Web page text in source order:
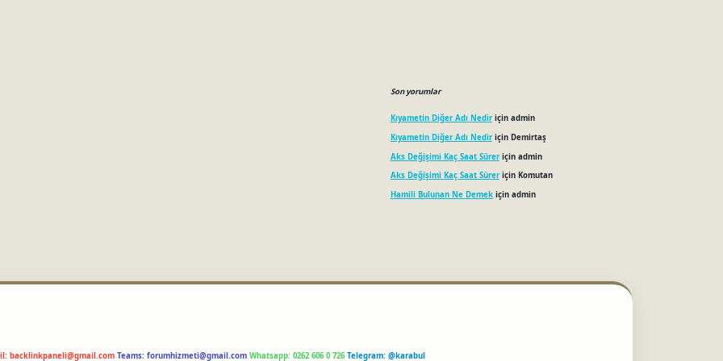
Son yorumlar
Kıyametin Diğer Adı Nediriçin admin
Kıyametin Diğer Adı Nediriçin Demirtaş
Aks Değişimi Kaç Saat Süreriçin admin
Aks Değişimi Kaç Saat Süreriçin Komutan
Hamili Bulunan Ne Demekiçin admin
backlinkpaneli@gmail.com Teams: forumhizmeti@gmail.com Whatsapp: 0262 606 0 726 Telegram: @karabul